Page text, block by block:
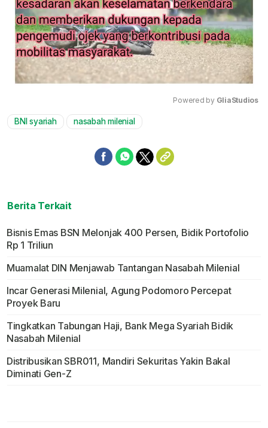
Powered by GliaStudios
BNI syariah nasabah milenial
Berita Terkait
Bisnis Emas BSN Melonjak 400 Persen, Bidik Portofolio
Rp 1 Triliun
Muamalat DIN Menjawab Tantangan Nasabah Milenial
Incar Generasi Milenial, Agung Podomoro Percepat
Proyek Baru
Tingkatkan Tabungan Haji, Bank Mega Syariah Bidik
Nasabah Milenial
Distribusikan SBR011, Mandiri Sekuritas Yakin Bakal
Diminati Gen-Z